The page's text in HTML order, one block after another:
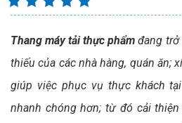
Thang máy tải thực phẩm đang trở
thiếu của các nhà hàng, quán ăn;
giúp việc phục vụ thực khách
nhanh chóng hơn; từ đó cải